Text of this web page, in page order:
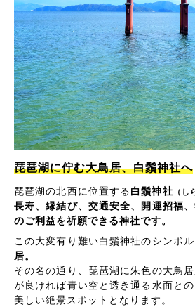
琵琶湖に佇む大鳥居、白鬚神社へ
琵琶湖の北西に位置する白鬚神社 （し
長寿、縁結び、交通安全、開運招福
のご利益を祈願できる神社です。
この大変有り難い白鬚神社のシンボル
居。
その名の通り、琵琶湖に朱色の大鳥
が良ければ青い空と透き通る水面と
美しい絶景スポットとなります。